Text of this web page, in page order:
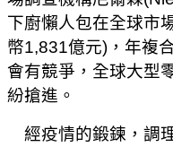
下廚懶人包在全球市
幣1,831億元) ，年複
會有競爭，全球大型
紛搶進。
經疫情的鍛鍊，調